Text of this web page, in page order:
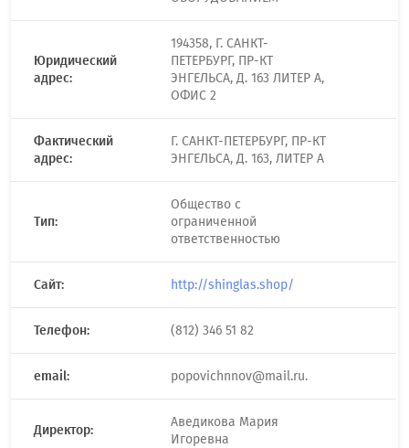
Юридический
адрес:
194358, Г. САНКТ-
ПЕТЕРБУРГ, ПР-КТ
ЭНГЕЛЬСА, Д. 163 ЛИТЕР А,
ОФИС 2
Фактический
адрес:
Г. САНКТ-ПЕТЕРБУРГ, ПР-КТ
ЭНГЕЛЬСА, Д. 163, ЛИТЕР А
Тип:
Общество с
ограниченной
ответственностью
Сайт: http://shinglas.shop/
Телефон: (812) 346 51 82
email: popovichnnov@mail.ru.
Директор:
Аведикова Мария
Игоревна